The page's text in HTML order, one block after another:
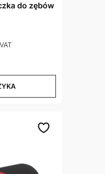
do zębów
VAT